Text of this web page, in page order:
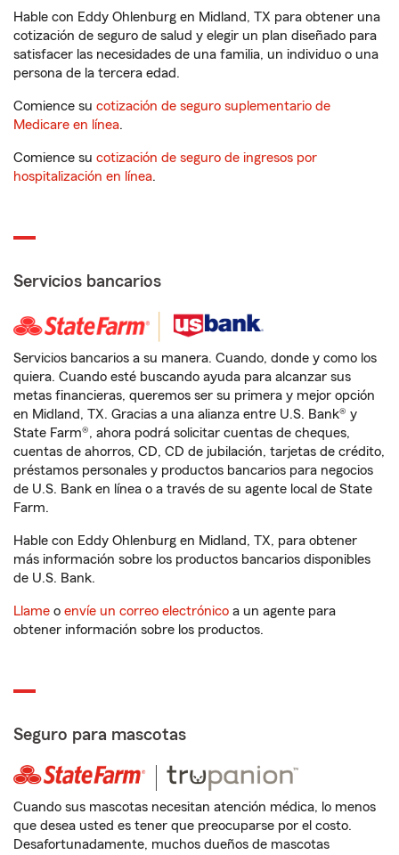
Hable con Eddy Ohlenburg en Midland, TX para obtener una
cotización de seguro de salud y elegir un plan diseñado para
satisfacer las necesidades de una familia, un individuo o una
persona de la tercera edad.
Comience su cotización de seguro suplementario de
Medicare en línea.
Comience su cotización de seguro de ingresos por
hospitalización en línea.
Servicios bancarios
Servicios bancarios a su manera. Cuando, donde y como los
quiera. Cuando esté buscando ayuda para alcanzar sus
metas financieras, queremos ser su primera y mejor opción
en Midland, TX. Gracias a una alianza entre U.S. Bank® y
State Farm®, ahora podrá solicitar cuentas de cheques,
cuentas de ahorros, CD, CD de jubilación, tarjetas de crédito,
préstamos personales y productos bancarios para negocios
de U.S. Bank en línea o a través de su agente local de State
Farm.
Hable con Eddy Ohlenburg en Midland, TX, para obtener
más información sobre los productos bancarios disponibles
de U.S. Bank.
Llame o envíe un correo electrónico a un agente para
obtener información sobre los productos.
Seguro para mascotas
Cuando sus mascotas necesitan atención médica, lo menos
que desea usted es tener que preocuparse por el costo.
Desafortunadamente, muchos dueños de mascotas